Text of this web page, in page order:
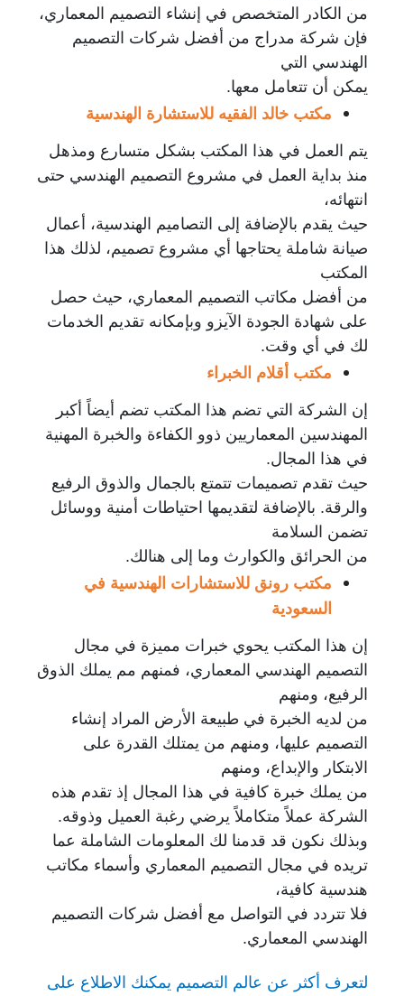
من الكادر المتخصص في إنشاء التصميم المعماري،
فإن شركة مدراج من أفضل شركات التصميم
الهندسي التي
يمكن أن تتعامل معها.
مكتب خالد الفقيه للاستشارة الهندسية
يتم العمل في هذا المكتب بشكل متسارع ومذهل
منذ بداية العمل في مشروع التصميم الهندسي حتى
انتهائه،
حيث يقدم بالإضافة إلى التصاميم الهندسية، أعمال
صيانة شاملة يحتاجها أي مشروع تصميم، لذلك هذا
المكتب
من أفضل مكاتب التصميم المعماري، حيث حصل
على شهادة الجودة الآيزو وبإمكانه تقديم الخدمات
لك في أي وقت.
مكتب أقلام الخبراء
إن الشركة التي تضم هذا المكتب تضم أيضاً أكبر
المهندسين المعماريين ذوو الكفاءة والخبرة المهنية
في هذا المجال.
حيث تقدم تصميمات تتمتع بالجمال والذوق الرفيع
والرقة. بالإضافة لتقديمها احتياطات أمنية ووسائل
تضمن السلامة
من الحرائق والكوارث وما إلى هنالك.
مكتب رونق للاستشارات الهندسية في
السعودية
إن هذا المكتب يحوي خبرات مميزة في مجال
التصميم الهندسي المعماري، فمنهم مم يملك الذوق
الرفيع، ومنهم
من لديه الخبرة في طبيعة الأرض المراد إنشاء
التصميم عليها، ومنهم من يمتلك القدرة على
الابتكار والإبداع، ومنهم
من يملك خبرة كافية في هذا المجال إذ تقدم هذه
الشركة عملاً متكاملاً يرضي رغبة العميل وذوقه.
وبذلك نكون قد قدمنا لك المعلومات الشاملة عما
تريده في مجال التصميم المعماري وأسماء مكاتب
هندسية كافية،
فلا تتردد في التواصل مع أفضل شركات التصميم
الهندسي المعماري.
لتعرف أكثر عن عالم التصميم يمكنك الاطلاع على